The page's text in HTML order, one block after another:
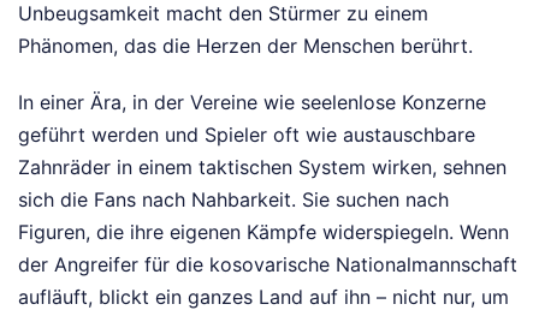
Unbeugsamkeit macht den Stürmer zu einem
Phänomen, das die Herzen der Menschen berührt.
In einer Ära, in der Vereine wie seelenlose Konzerne
geführt werden und Spieler oft wie austauschbare
Zahnräder in einem taktischen System wirken, sehnen
sich die Fans nach Nahbarkeit. Sie suchen nach
Figuren, die ihre eigenen Kämpfe widerspiegeln. Wenn
der Angreifer für die kosovarische Nationalmannschaft
aufläuft, blickt ein ganzes Land auf ihn – nicht nur, um